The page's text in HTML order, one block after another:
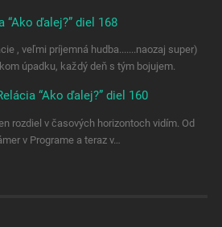
“Ako ďalej?” diel 168
, veľmi príjemná hudba.......naozaj super)
úpadku, každý deň s tým bojujem.
“Ako ďalej?” diel 160
rozdiel v časových horizontoch vidím. Od
v Programe a teraz v…